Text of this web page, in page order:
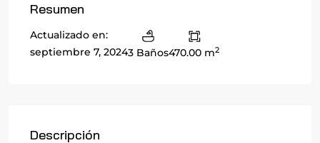
Resumen
Actualizado en:
septiembre 7, 20243 Baños470.00 m2
Descripción